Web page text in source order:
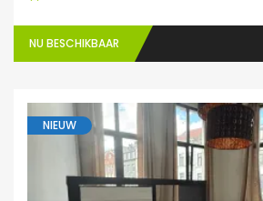
NU BESCHIKBAAR
NIEUW